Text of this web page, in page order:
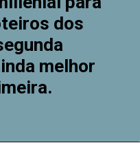
dos
melhor